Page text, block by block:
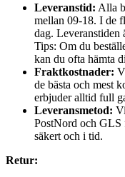
Leveranstid: Alla
mellan 09-18. I de
dag. Leveranstiden
Tips: Om du
kan du ofta hämta
Fraktkostnader:
de bästa och mest
erbjuder alltid full
Leveransmetod:
PostNord och GLS
säkert och i tid.
Retur: